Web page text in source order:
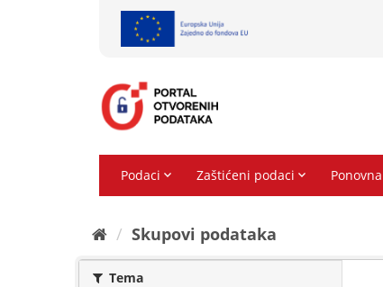
Skupovi podаtаkа
Tema